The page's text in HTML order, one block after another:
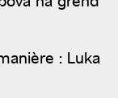
: Luka